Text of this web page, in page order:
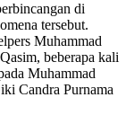
di
tersebut.
Muhammad
beberapa kali
Muhammad
Candra Purnama